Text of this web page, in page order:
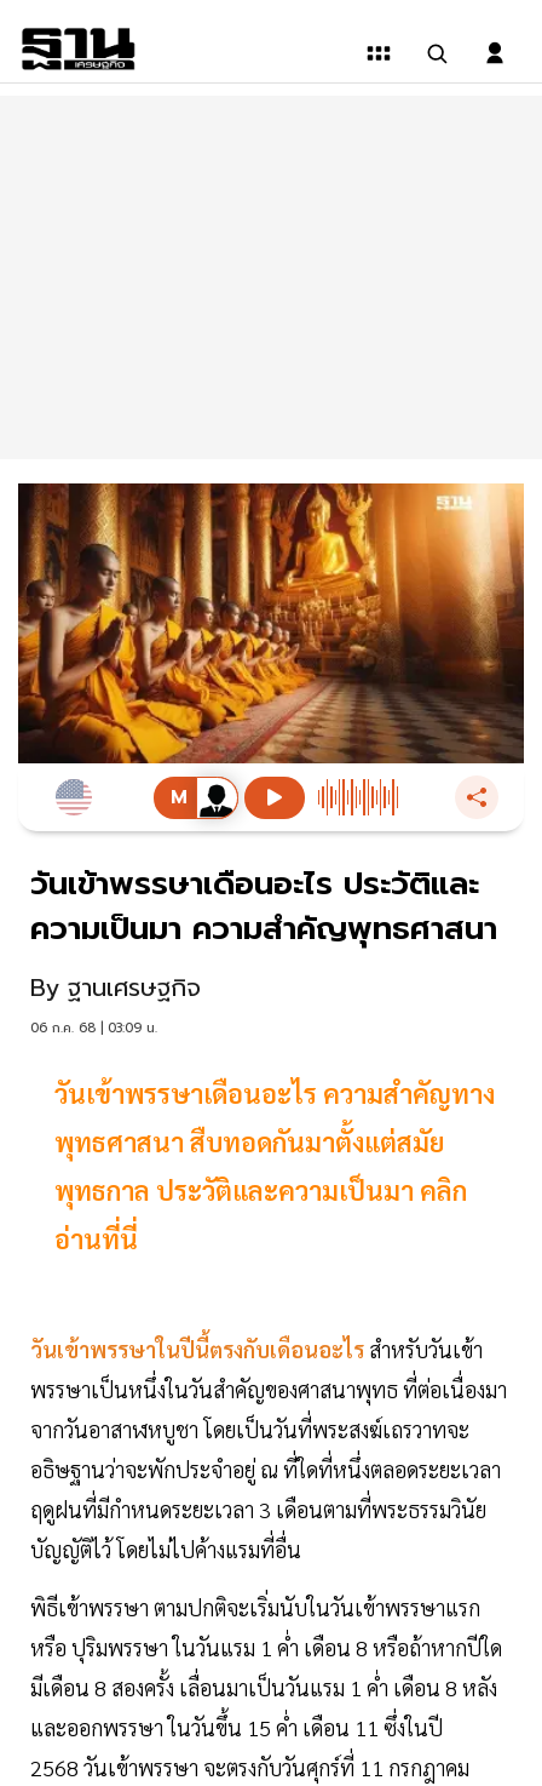
วันเข้าพรรษาเดือนอะไร ประวัติและ
ความเป็นมา ความสำคัญพุทธศาสนา
By ฐานเศรษฐกิจ
06 ก.ค. 68 | 03:09 น.
วันเข้าพรรษาเดือนอะไร ความสำคัญทาง
พุทธศาสนา สืบทอดกันมาตั้งแต่สมัย
พุทธกาล ประวัติและความเป็นมา คลิก
อ่านที่นี่
วันเข้าพรรษาในปีนี้ตรงกับเดือนอะไร สำหรับวันเข้า
พรรษาเป็นหนึ่งในวันสำคัญของศาสนาพุทธ ที่ต่อเนื่องมา
จากวันอาสาฬหบูชา โดยเป็นวันที่พระสงฆ์เถรวาทจะ
อธิษฐานว่าจะพักประจำอยู่ ณ ที่ใดที่หนึ่งตลอดระยะเวลา
ฤดูฝนที่มีกำหนดระยะเวลา 3 เดือนตามที่พระธรรมวินัย
บัญญัติไว้ โดยไม่ไปค้างแรมที่อื่น
พิธีเข้าพรรษา ตามปกติจะเริ่มนับในวันเข้าพรรษาแรก
หรือ ปุริมพรรษา ในวันแรม 1 ค่ำ เดือน 8 หรือถ้าหากปีใด
มีเดือน 8 สองครั้ง เลื่อนมาเป็นวันแรม 1 ค่ำ เดือน 8 หลัง
และออกพรรษา ในวันขึ้น 15 ค่ำ เดือน 11 ซึ่งในปี
2568 วันเข้าพรรษา จะตรงกับวันศุกร์ที่ 11 กรกฎาคม